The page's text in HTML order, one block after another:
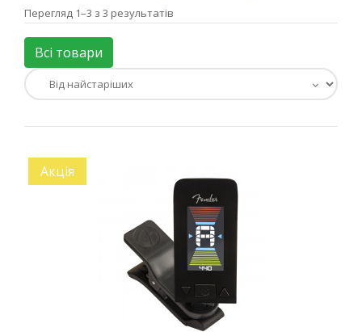
Перегляд 1–3 з 3 результатів
Всі товари
Акція